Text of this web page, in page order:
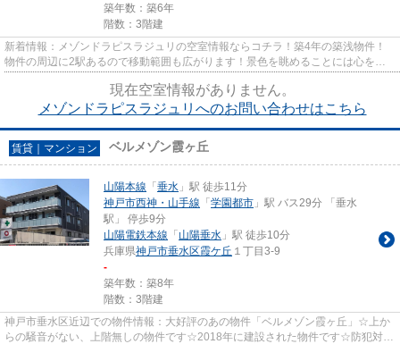
築年数：築6年
階数：3階建
新着情報：メゾンドラピスラジュリの空室情報ならコチラ！築4年の築浅物件！
物件の周辺に2駅あるので移動範囲も広がります！景色を眺めることには心を癒
現在空室情報がありません。
メゾンドラピスラジュリへのお問い合わせはこちら
賃貸｜マンション ベルメゾン霞ヶ丘
山陽本線 「 垂水 」駅 徒歩11分
神戸市西神・山手線 「 学園都市 」駅 バス29分 「垂水
駅」 停歩9分
山陽電鉄本線 「 山陽垂水 」駅 徒歩10分
兵庫県神戸市垂水区霞ケ丘 １丁目3-9
-
築年数：築8年
階数：3階建
神戸市垂水区近辺での物件情報：大好評のあの物件「ベルメゾン霞ヶ丘」☆上か
らの騒音がない、上階無しの物件です☆2018年に建設された物件です☆防犯対策